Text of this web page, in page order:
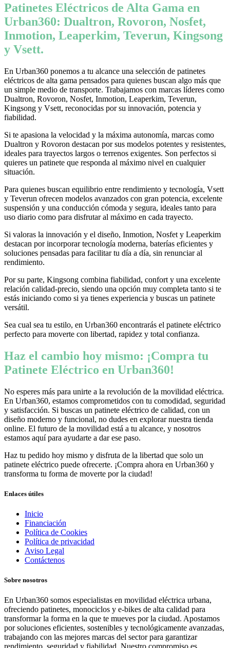
Patinetes Eléctricos de Alta Gama en
Urban360: Dualtron, Rovoron, Nosfet,
Inmotion, Leaperkim, Teverun, Kingsong
y Vsett.
En Urban360 ponemos a tu alcance una selección de patinetes
eléctricos de alta gama pensados para quienes buscan algo más que
un simple medio de transporte. Trabajamos con marcas líderes como
Dualtron, Rovoron, Nosfet, Inmotion, Leaperkim, Teverun,
Kingsong y Vsett, reconocidas por su innovación, potencia y
fiabilidad.
Si te apasiona la velocidad y la máxima autonomía, marcas como
Dualtron y Rovoron destacan por sus modelos potentes y resistentes,
ideales para trayectos largos o terrenos exigentes. Son perfectos si
quieres un patinete que responda al máximo nivel en cualquier
situación.
Para quienes buscan equilibrio entre rendimiento y tecnología, Vsett
y Teverun ofrecen modelos avanzados con gran potencia, excelente
suspensión y una conducción cómoda y segura, ideales tanto para
uso diario como para disfrutar al máximo en cada trayecto.
Si valoras la innovación y el diseño, Inmotion, Nosfet y Leaperkim
destacan por incorporar tecnología moderna, baterías eficientes y
soluciones pensadas para facilitar tu día a día, sin renunciar al
rendimiento.
Por su parte, Kingsong combina fiabilidad, confort y una excelente
relación calidad-precio, siendo una opción muy completa tanto si te
estás iniciando como si ya tienes experiencia y buscas un patinete
versátil.
Sea cual sea tu estilo, en Urban360 encontrarás el patinete eléctrico
perfecto para moverte con libertad, rapidez y total confianza.
Haz el cambio hoy mismo: ¡Compra tu
Patinete Eléctrico en Urban360!
No esperes más para unirte a la revolución de la movilidad eléctrica.
En Urban360, estamos comprometidos con tu comodidad, seguridad
y satisfacción. Si buscas un patinete eléctrico de calidad, con un
diseño moderno y funcional, no dudes en explorar nuestra tienda
online. El futuro de la movilidad está a tu alcance, y nosotros
estamos aquí para ayudarte a dar ese paso.
Haz tu pedido hoy mismo y disfruta de la libertad que solo un
patinete eléctrico puede ofrecerte. ¡Compra ahora en Urban360 y
transforma tu forma de moverte por la ciudad!
Enlaces útiles
Inicio
Financiación
Política de Cookies
Política de privacidad
Aviso Legal
Contáctenos
Sobre nosotros
En Urban360 somos especialistas en movilidad eléctrica urbana,
ofreciendo patinetes, monociclos y e-bikes de alta calidad para
transformar la forma en la que te mueves por la ciudad. Apostamos
por soluciones eficientes, sostenibles y tecnológicamente avanzadas,
trabajando con las mejores marcas del sector para garantizar